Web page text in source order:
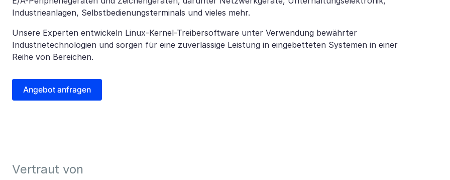
Industrieanlagen, Selbstbedienungsterminals und vieles mehr.
Unsere Experten entwickeln Linux-Kernel-Treibersoftware unter Verwendung bewährter
Industrietechnologien und sorgen für eine zuverlässige Leistung in eingebetteten Systemen in einer
Reihe von Bereichen.
Angebot anfragen
Vertraut von